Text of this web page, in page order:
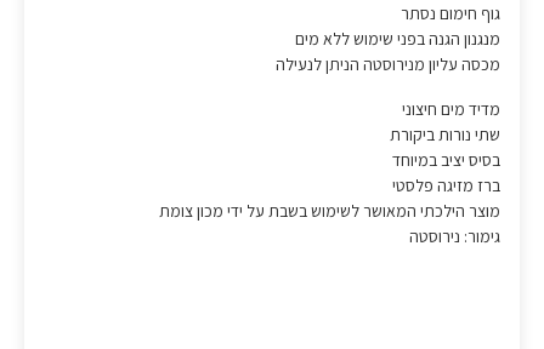
גוף חימום נסתר
מנגנון הגנה בפני שימוש ללא מים
מכסה עליון מנירוסטה הניתן לנעילה
מדיד מים חיצוני
שתי נורות ביקורת
בסיס יציב במיוחד
ברז מזיגה פלסטי
מוצר הילכתי המאושר לשימוש בשבת על ידי מכון צומת
גימור: נירוסטה